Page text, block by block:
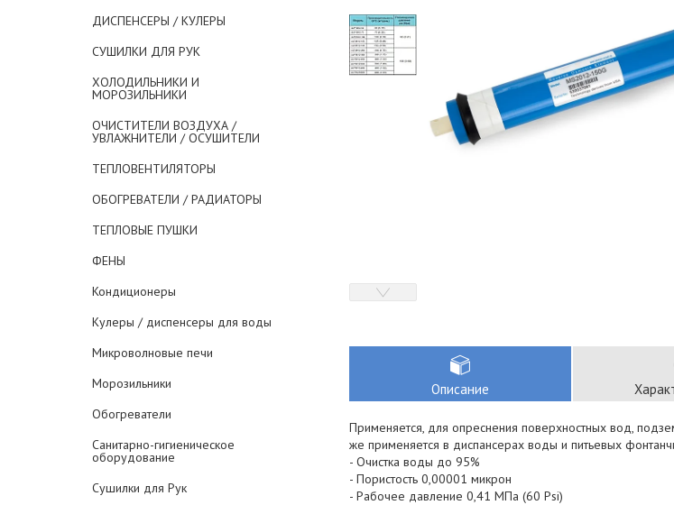
ДИСПЕНСЕРЫ / КУЛЕРЫ
СУШИЛКИ ДЛЯ РУК
ХОЛОДИЛЬНИКИ И
МОРОЗИЛЬНИКИ
ОЧИСТИТЕЛИ ВОЗДУХА /
УВЛАЖНИТЕЛИ / ОСУШИТЕЛИ
ТЕПЛОВЕНТИЛЯТОРЫ
ОБОГРЕВАТЕЛИ / РАДИАТОРЫ
ТЕПЛОВЫЕ ПУШКИ
ФЕНЫ
Кондиционеры
Кулеры / диспенсеры для воды
Микроволновые печи
Морозильники
Обогреватели
Санитарно-гигиеническое
оборудование
Сушилки для Рук
Описание
Применяется, для опреснения поверхностных вод,
же применяется в диспансерах воды и питьевых
- Очистка воды до 95%
- Пористость 0,00001 микрон
- Рабочее давление 0,41 МПа (60 Psi)